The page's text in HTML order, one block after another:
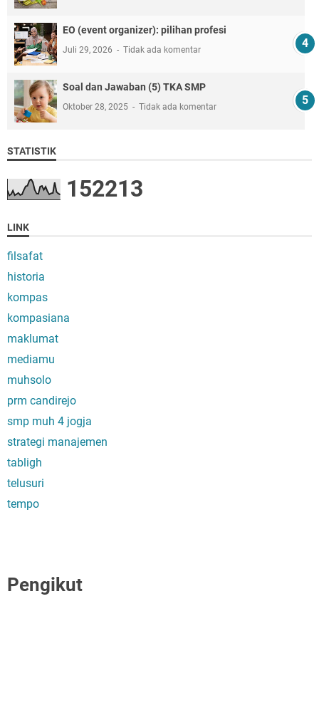
EO (event organizer): pilihan profesi
Juli 29, 2026 Tidak ada komentar
Soal dan Jawaban (5) TKA SMP
Oktober 28, 2025 Tidak ada komentar
STATISTIK
152213
LINK
filsafat
historia
kompas
kompasiana
maklumat
mediamu
muhsolo
prm candirejo
smp muh 4 jogja
strategi manajemen
tabligh
telusuri
tempo
Pengikut